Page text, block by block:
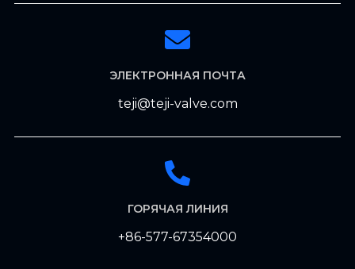
ЭЛЕКТРОННАЯ ПОЧТА
teji@teji-valve.com
ГОРЯЧАЯ ЛИНИЯ
+86-577-67354000